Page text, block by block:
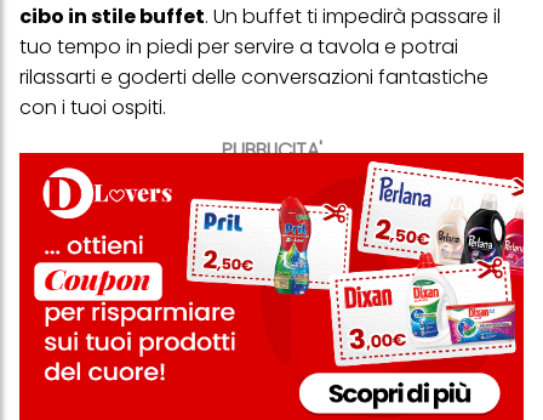
PUBBLICITA'
cibo in stile buffet. Un buffet ti impedirà passare il
tuo tempo in piedi per servire a tavola e potrai
rilassarti e goderti delle conversazioni fantastiche
con i tuoi ospiti.